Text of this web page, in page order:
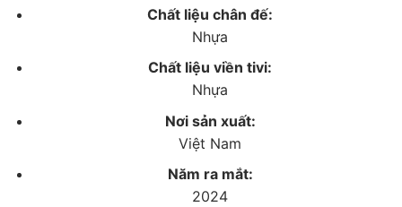
Quantum Dot đảm bảo độ chính xác cho
các dải màu của hình ảnh được hiển thị trên tivi QLED,
cung cấp trải nghiệm xem có nhiều màu sắc tuyệt đẹp.
– Các chi tiết của hình ảnh từ đơn giản đến phức tạp
cùng độ tương phản ở các vùng ánh sáng và tối được
tối ưu hoàn hảo với công nghệ Quantum HDR, giúp
bạn không bỏ sót nội dung nào khi xem bộ phim yêu
Chất liệu chân đế:
Nhựa
Chất liệu viền tivi:
Nhựa
Nơi sản xuất:
Việt Nam
Năm ra mắt:
2024